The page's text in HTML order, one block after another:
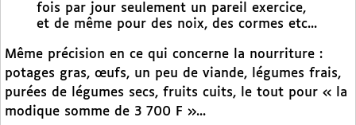
fois par jour seulement un pareil exercice,
et de même pour des noix, des cormes etc...
Même précision en ce qui concerne la nourriture :
potages gras, œufs, un peu de viande, légumes frais,
purées de légumes secs, fruits cuits, le tout pour « la
modique somme de 3 700 F »...